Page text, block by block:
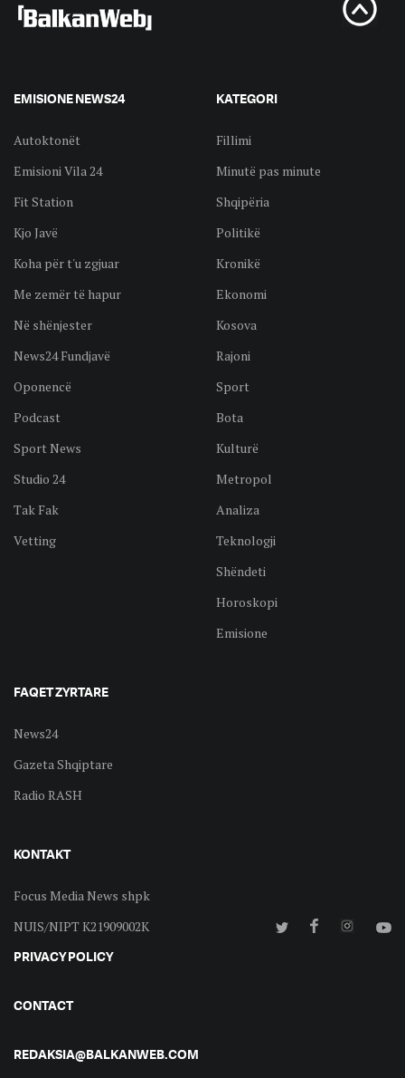
EMISIONE NEWS24
Autoktonët
Emisioni Vila 24
Fit Station
Kjo Javë
Koha për t'u zgjuar
Me zemër të hapur
Në shënjester
News24 Fundjavë
Oponencë
Podcast
Sport News
Studio 24
Tak Fak
Vetting
KATEGORI
Fillimi
Minutë pas minute
Shqipëria
Politikë
Kronikë
Ekonomi
Kosova
Rajoni
Sport
Bota
Kulturë
Metropol
Analiza
Teknologji
Shëndeti
Horoskopi
Emisione
FAQET ZYRTARE
News24
Gazeta Shqiptare
Radio RASH
KONTAKT
Focus Media News shpk
NUIS/NIPT K21909002K
PRIVACY POLICY
CONTACT
REDAKSIA@BALKANWEB.COM